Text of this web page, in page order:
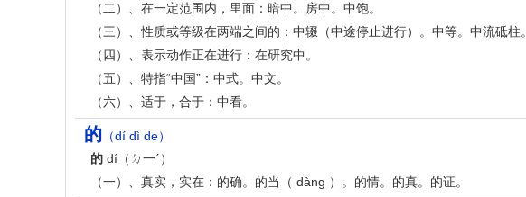
（二）、在一定范围内，里面：暗中。房中。中饱。
（三）、性质或等级在两端之间的：中辍（中途停止进行）。中等。中流砥柱。
（四）、表示动作正在进行：在研究中。
（五）、特指“中国”：中式。中文。
（六）、适于，合于：中看。
的 （dí dì de）
的 dí（ㄉ一ˊ）
（一）、真实，实在：的确。的当（ dàng ）。的情。的真。的证。